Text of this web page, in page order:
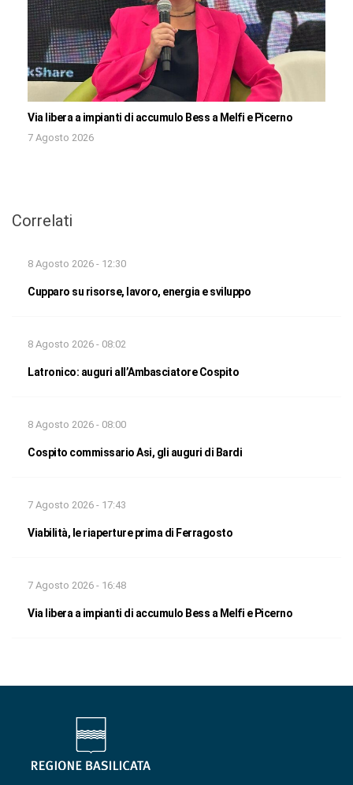
Via libera a impianti di accumulo Bess a Melfi e Picerno
7 Agosto 2026
Correlati
8 Agosto 2026 - 12:30
Cupparo su risorse, lavoro, energia e sviluppo
8 Agosto 2026 - 08:02
Latronico: auguri all’Ambasciatore Cospito
8 Agosto 2026 - 08:00
Cospito commissario Asi, gli auguri di Bardi
7 Agosto 2026 - 17:43
Viabilità, le riaperture prima di Ferragosto
7 Agosto 2026 - 16:48
Via libera a impianti di accumulo Bess a Melfi e Picerno